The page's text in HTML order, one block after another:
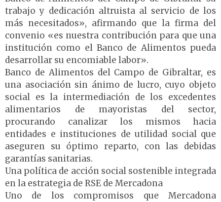
trabajo y dedicación altruista al servicio de los
más necesitados», afirmando que la firma del
convenio «es nuestra contribución para que una
institución como el Banco de Alimentos pueda
desarrollar su encomiable labor».
Banco de Alimentos del Campo de Gibraltar, es
una asociación sin ánimo de lucro, cuyo objeto
social es la intermediación de los excedentes
alimentarios de mayoristas del sector,
procurando canalizar los mismos hacia
entidades e instituciones de utilidad social que
aseguren su óptimo reparto, con las debidas
garantías sanitarias.
Una política de acción social sostenible integrada
en la estrategia de RSE de Mercadona
Uno de los compromisos que Mercadona